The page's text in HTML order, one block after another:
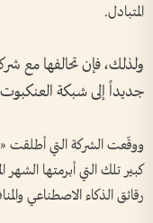
المتبادل.
ولذلك، فإن تحالفها مع
جديداً إلى شبكة
ووقّعت الشركة التي أطلقت
كبير تلك التي أبرمتها الشهر
رقائق الذكاء الاصطناعي